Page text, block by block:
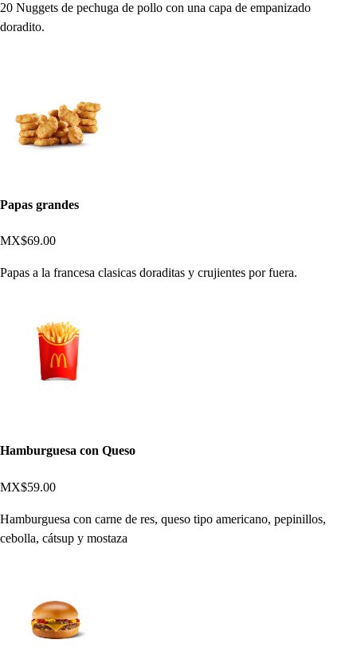
20 Nuggets de pechuga de pollo con una capa de empanizado
doradito.
Papas grandes
MX$69.00
Papas a la francesa clasicas doraditas y crujientes por fuera.
Hamburguesa con Queso
MX$59.00
Hamburguesa con carne de res, queso tipo americano, pepinillos,
cebolla, cátsup y mostaza